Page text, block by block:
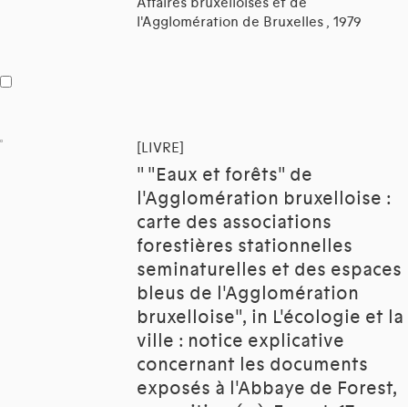
l'Agglomération de Bruxelles , 1979
[LIVRE]
" "Eaux et forêts" de
l'Agglomération bruxelloise :
carte des associations
forestières stationnelles
seminaturelles et des espaces
bleus de l'Agglomération
bruxelloise", in L'écologie et la
ville : notice explicative
concernant les documents
exposés à l'Abbaye de Forest,